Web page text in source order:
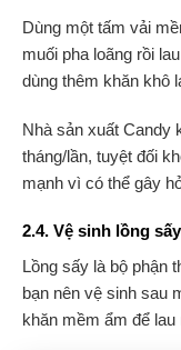
Dùng một tấm vải
muối pha loãng rồi
dùng thêm khăn khô
Nhà sản xuất Candy
tháng/lần, tuyệt đối
mạnh vì có thể gây
2.4. Vệ sinh lồng sấy
Lồng sấy là bộ phận
bạn nên vệ sinh sau
khăn mềm ẩm để lau